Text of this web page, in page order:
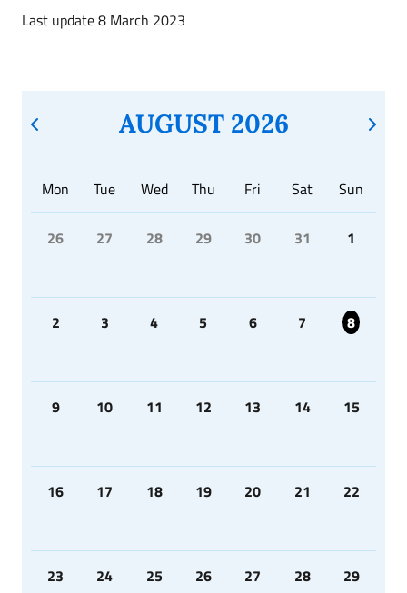
Last update 8 March 2023
AUGUST 2026
Mon Tue Wed Thu Fri Sat Sun
26 27 28 29 30 31 1
2 3 4 5 6 7 8
9 10 11 12 13 14 15
16 17 18 19 20 21 22
23 24 25 26 27 28 29